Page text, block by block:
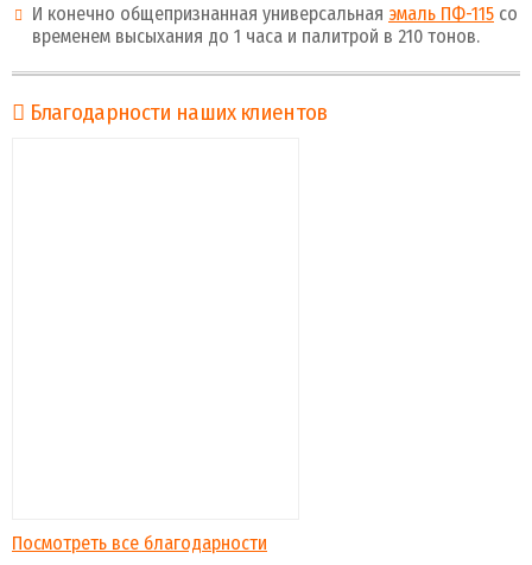
И конечно общепризнанная универсальная эмаль ПФ-115 со
временем высыхания до 1 часа и палитрой в 210 тонов.
Благодарности наших клиентов
Посмотреть все благодарности